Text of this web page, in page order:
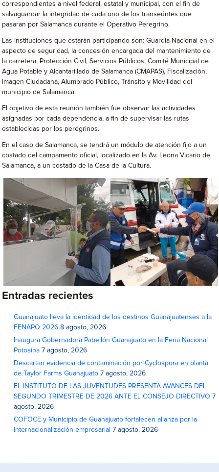
correspondientes a nivel federal, estatal y municipal, con el fin de
salvaguardar la integridad de cada uno de los transeúntes que
pasaran por Salamanca durante el Operativo Peregrino.
Las instituciones que estarán participando son: Guardia Nacional en el
aspecto de seguridad, la concesión encargada del mantenimiento de
la carretera; Protección Civil, Servicios Públicos, Comité Municipal de
Agua Potable y Alcantarillado de Salamanca (CMAPAS), Fiscalización,
Imagen Ciudadana, Alumbrado Público, Tránsito y Movilidad del
municipio de Salamanca.
El objetivo de esta reunión también fue observar las actividades
asignadas por cada dependencia, a fin de supervisar las rutas
establecidas por los peregrinos.
En el caso de Salamanca, se tendrá un módulo de atención fijo a un
costado del campamento oficial, localizado en la Av. Leona Vicario de
Salamanca, a un costado de la Casa de la Cultura.
Entradas recientes
Guanajuato lleva la identidad de los destinos Guanajuatenses a la
FENAPO 2026 8 agosto, 2026
Inaugura Gobernadora Pabellón Guanajuato en la Feria Nacional
Potosina 7 agosto, 2026
Descartan evidencia de contaminación por Cyclospora en planta
de Taylor Farms Guanajuato 7 agosto, 2026
EL INSTITUTO DE LAS JUVENTUDES PRESENTA AVANCES DEL
SEGUNDO TRIMESTRE DE 2026 ANTE EL CONSEJO DIRECTIVO 7
agosto, 2026
COFOCE y Municipio de Guanajuato fortalecen alianza por la
internacionalización empresarial 7 agosto, 2026